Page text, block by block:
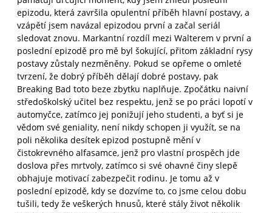
epizodu, která završila opulentní příběh hlavní postavy, a
vzápětí jsem navázal epizodou první a začal seriál
sledovat znovu. Markantní rozdíl mezi Walterem v první a
poslední epizodě pro mě byl šokující, přitom základní rysy
postavy zůstaly nezměněny. Pokud se opřeme o omleté
tvrzení, že dobrý příběh dělají dobré postavy, pak
Breaking Bad toto beze zbytku naplňuje. Zpočátku naivní
středoškolský učitel bez respektu, jenž se po práci lopotí v
automyčce, zatímco jej ponižují jeho studenti, a byť si je
vědom své geniality, není nikdy schopen ji využít, se na
poli několika desítek epizod postupně mění v
čistokrevného alfasamce, jenž pro vlastní prospěch jde
doslova přes mrtvoly, zatímco si své ohavné činy slepě
obhajuje motivací zabezpečit rodinu. Je tomu až v
poslední epizodě, kdy se dozvíme to, co jsme celou dobu
tušili, tedy že veškerých hnusů, které stály život několik